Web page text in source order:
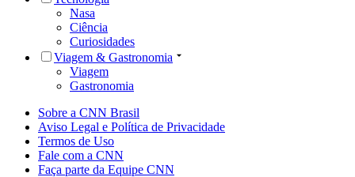
Nasa
Ciência
Curiosidades
Viagem & Gastronomia
Viagem
Gastronomia
Sobre a CNN Brasil
Aviso Legal e Política de Privacidade
Termos de Uso
Fale com a CNN
Faça parte da Equipe CNN